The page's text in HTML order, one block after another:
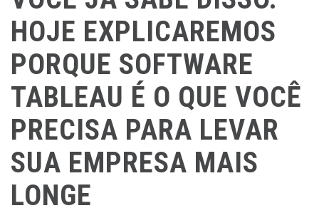
HOJE EXPLICAREMOS
PORQUE SOFTWARE
TABLEAU É O QUE VOCÊ
PRECISA PARA LEVAR
SUA EMPRESA MAIS
LONGE